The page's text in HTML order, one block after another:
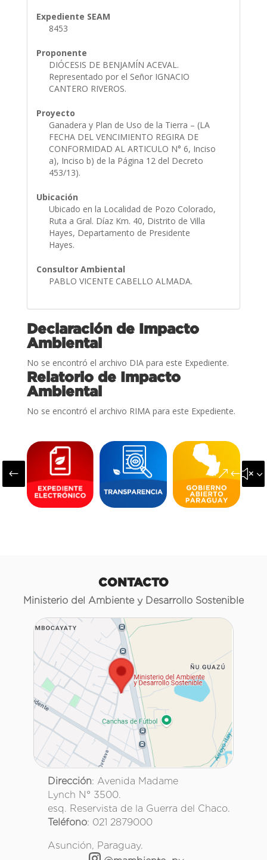
Expediente SEAM
8453
Proponente
DIÓCESIS DE BENJAMÍN ACEVAL.
Representado por el Señor IGNACIO
CANTERO RIVEROS.
Proyecto
Ganadera y Plan de Uso de la Tierra – (LA
FECHA DEL VENCIMIENTO REGIRA DE
CONFORMIDAD AL ARTICULO N° 6, Inciso
a), Inciso b) de la Página 12 del Decreto
453/13).
Ubicación
Ubicado en la Localidad de Pozo Colorado,
Ruta a Gral. Díaz Km. 40, Distrito de Villa
Hayes, Departamento de Presidente
Hayes.
Consultor Ambiental
PABLO VICENTE CABELLO ALMADA.
Declaración de Impacto
Ambiental
No se encontró el archivo DIA para este Expediente.
Relatorio de Impacto
Ambiental
No se encontró el archivo RIMA para este Expediente.
#
CONTACTO
Ministerio del Ambiente y Desarrollo Sostenible
Dirección: Avenida Madame
Lynch N° 3500.
esq. Reservista de la Guerra del Chaco.
Teléfono: 021 2879000
Asunción, Paraguay.